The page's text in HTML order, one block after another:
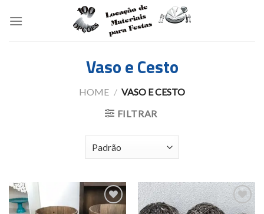
Vaso e Cesto
HOME / VASO E CESTO
FILTRAR
Add to
Add to